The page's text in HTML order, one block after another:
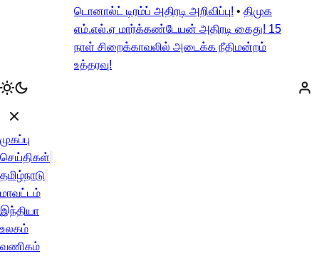
டொனால்ட் டிரம்ப் அதிரடி அறிவிப்பு! • திமுக
எம்.எல்.ஏ மார்க்கண்டேயன் அதிரடி கைது! 15
நாள் சிறைக்காவலில் அடைக்க நீதிமன்றம்
உத்தரவு!
முகப்பு
செய்திகள்
தமிழ்நாடு
மாவட்டம்
இந்தியா
உலகம்
வணிகம்